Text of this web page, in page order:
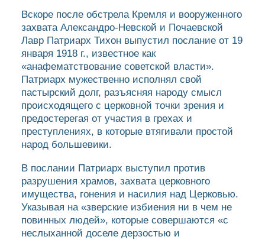
Вскоре после обстрела Кремля и вооруженного
захвата Александро-Невской и Почаевской
Лавр Патриарх Тихон выпустил послание от 19
января 1918 г., известное как
«анафематствование советской власти».
Патриарх мужественно исполнял свой
пастырский долг, разъясняя народу смысл
происходящего с церковной точки зрения и
предостерегая от участия в грехах и
преступлениях, в которые втягивали простой
народ большевики.
В послании Патриарх выступил против
разрушения храмов, захвата церковного
имущества, гонения и насилия над Церковью.
Указывая на «зверские избиения ни в чем не
повинных людей», которые совершаются «с
неслыханной доселе дерзостью и